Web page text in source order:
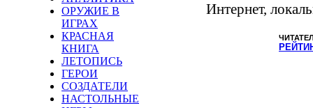
ОРУЖИЕ В
ИГРАХ
КРАСНАЯ
КНИГА
ЛЕТОПИСЬ
ГЕРОИ
СОЗДАТЕЛИ
НАСТОЛЬНЫЕ
Интернет,